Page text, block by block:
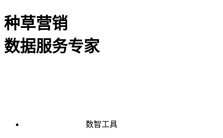
种草营销
数据服务专家
数智工具